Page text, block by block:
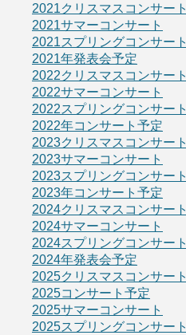
2021クリスマスコンサート
2021サマーコンサート
2021スプリングコンサート
2021年発表会予定
2022クリスマスコンサート
2022サマーコンサート
2022スプリングコンサート
2022年コンサート予定
2023クリスマスコンサート
2023サマーコンサート
2023スプリングコンサート
2023年コンサート予定
2024クリスマスコンサート
2024サマーコンサート
2024スプリングコンサート
2024年発表会予定
2025クリスマスコンサート
2025コンサート予定
2025サマーコンサート
2025スプリングコンサート